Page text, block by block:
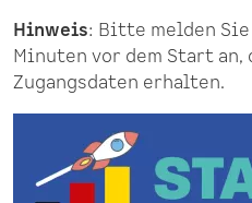
Hinweis: Bitte melden
Minuten vor dem Start
Zugangsdaten erhalten.